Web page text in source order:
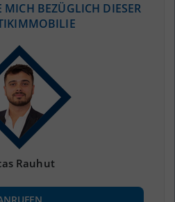
2019)
MICH BEZÜGLICH DIESER
Rauhut